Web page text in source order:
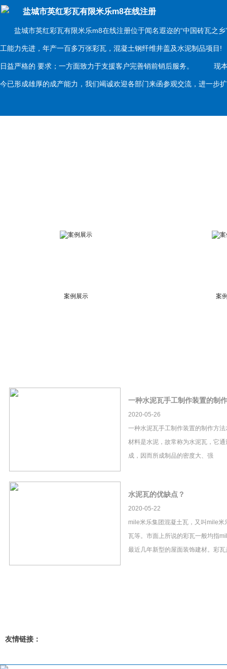
盐城市英红彩瓦有限米乐m8在线注册
盐城市英红彩瓦有限米乐m8在线注册位于闻名遐迩的“中国砖瓦之乡
工能力先进，年产一百多万张彩瓦，混凝土钢纤维井盖及水泥制品项
日益严格的 要求；一方面致力于支援客户完善销前销后服务。 现本
今已形成雄厚的成产能力，我们竭诚欢迎各部门来函参观交流，进一
案例展示 案
一种水泥瓦手工制作装置的制
2020-05-26
一种水泥瓦手工制作装置的制作方
材料是水泥，故常称为水泥瓦，它
成，因而所成制品的密度大、强
水泥瓦的优缺点？
2020-05-22
mile米乐集团混凝土瓦，又叫mile米
瓦等。市面上所说的彩瓦一般均指
最近几年新型的屋面装饰建材。彩
友情链接：